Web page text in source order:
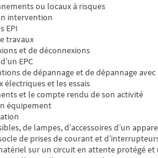
ou locaux à risques
intervention
EPI
travaux
et de déconnexions
EPC
de dépannage et de dépannage
électriques et les essais
et le compte rendu de son activité
équipement
de lampes, d’accessoires d’un
de prises de courant et
sur un circuit en attente protégé et